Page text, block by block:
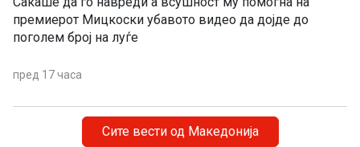
премиерот Мицкоски убавото видео да дојде до
поголем број на луѓе
пред 17 часа
Сите вести од Македонија